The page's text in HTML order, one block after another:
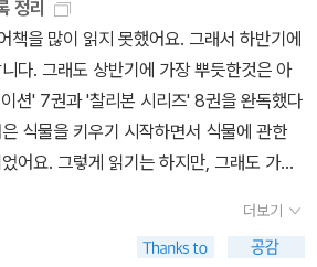
없어. 이다음에는 널 꼭 손으로 쓰다듬을
아주 천천히 한 발짝씩 나아갔다.“난 못해.
않는걸. 그래서 마디처럼 되고 싶다는 생
미래라 생각해 봐도 뭐가 뭔지 잘 모르겠
구의 아이 7》 145쪽 신주머니를 나한테 떠
아난 또래는 “신주머니를 떠맡은 힘없는
타나니 속으로 덜컥 두려웠나 보더라. 한참
나한테 도로 우르르 달려온다 “뭐야! 이 ×
우리말꽃》, 《미래세대를 위한 우리말과 문
《곁말》, 《곁책》, 《새로 쓰는 말밑 꾸러미
말 꾸러미 사전》, 《새로 쓰는 겹말 꾸러미
꾸러미 사전》, 《책숲마실》, 《우리말 수수
사전》, 《우리말 글쓰기 사전》, 《이오덕 마
, 《읽는 우리말 사전 1·2·3》 들을 썼습니다.
는데 내 생각은 많이 읽은 것 같다는...ㅎㅎ
몽매빙휘> 시대물로설이다. 실제
고 마음에 든다.물론 내용도 그렇고.<탐과>
물 받은 책들이다.덕분에 즐독을 하고 행
사드리고 고맙습니다~!!!!!!!!!!!!!!!!!!!!!!!!!!!*
들이 무척 많았다.그 중에서 눈길이 가는 책
책들도 있었고보면서 군침만 흘린 책들도
정리
책을 많이 읽지 못했어요. 그래서 하반기에
다. 그래도 상반기에 가장 뿌듯한것은 아
션' 7권과 '찰리본 시리즈' 8권을 완독했다
식물을 키우기 시작하면서 식물에 관한
어요. 그렇게 읽기는 하지만, 그래도 가장
들 중에 얼마나 살아남을지.. -.-;; 판타지
함께 읽음. 7~8권 오디오북 없이. 판
더보기